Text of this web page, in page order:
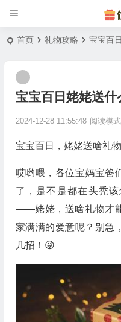
首页 礼物攻略 宝宝百
宝宝百日姥姥送什
2024-12-28 11:55:48 阅读模式
宝宝百日，姥姥送啥礼
哎哟喂，各位宝妈宝爸
了，是不是都在头秃
——姥姥，送啥礼物才
家满满的爱意呢？别急
几招！😜